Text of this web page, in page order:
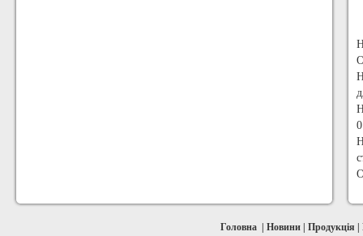
Головна Новини Продукція